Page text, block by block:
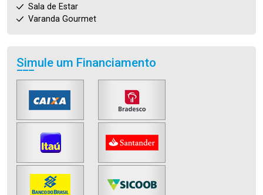
Sala de Estar
Varanda Gourmet
Simule um Financiamento